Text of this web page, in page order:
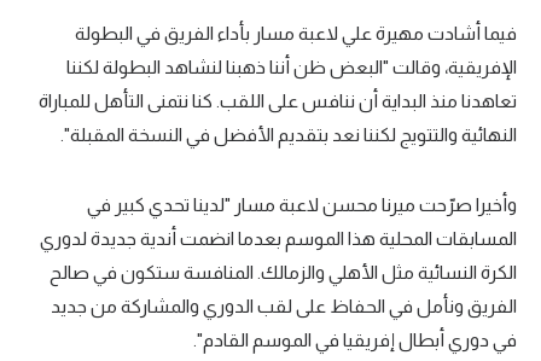
فيما أشادت مهيرة علي لاعبة مسار بأداء الفريق في البطولة
الإفريقية، وقالت "البعض ظن أننا ذهبنا لنشاهد البطولة لكننا
تعاهدنا منذ البداية أن ننافس على اللقب. كنا نتمنى التأهل للمباراة
النهائية والتتويج لكننا نعد بتقديم الأفضل في النسخة المقبلة".
وأخيرا صرّحت ميرنا محسن لاعبة مسار "لدينا تحدي كبير في
المسابقات المحلية هذا الموسم بعدما انضمت أندية جديدة لدوري
الكرة النسائية مثل الأهلي والزمالك. المنافسة ستكون في صالح
الفريق ونأمل في الحفاظ على لقب الدوري والمشاركة من جديد
في دوري أبطال إفريقيا في الموسم القادم".